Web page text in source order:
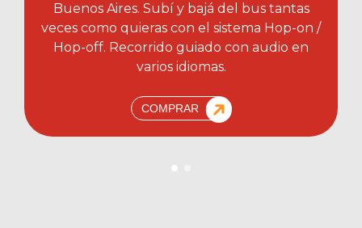
Buenos Aires. Subí y bajá del bus tantas
veces como quieras con el sistema Hop-on /
Hop-off. Recorrido guiado con audio en
varios idiomas.
COMPRAR